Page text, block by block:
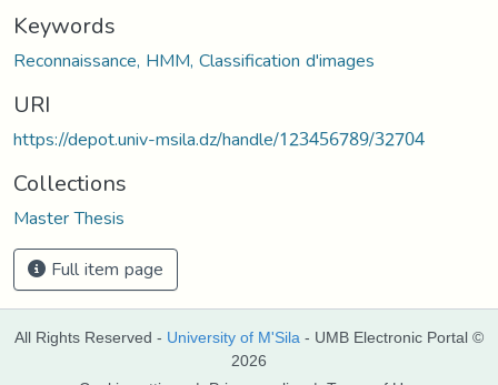
Keywords
Reconnaissance, HMM, Classification d'images
URI
https://depot.univ-msila.dz/handle/123456789/32704
Collections
Master Thesis
Full item page
All Rights Reserved - University of M'Sila - UMB Electronic Portal ©
2026